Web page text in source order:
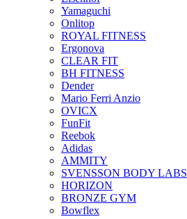
Yamaguchi
Onlitop
ROYAL FITNESS
Ergonova
CLEAR FIT
BH FITNESS
Dender
Mario Ferri Anzio
OVICX
FunFit
Reebok
Adidas
AMMITY
SVENSSON BODY LABS
HORIZON
BRONZE GYM
Bowflex